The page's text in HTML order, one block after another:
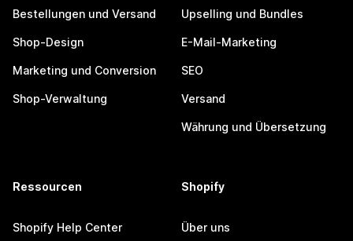
Bestellungen und Versand
Shop-Design
Marketing und Conversion
Shop-Verwaltung
Upselling und Bundles
E-Mail-Marketing
SEO
Versand
Währung und Übersetzung
Ressourcen
Shopify Help Center
Shopify
Über uns